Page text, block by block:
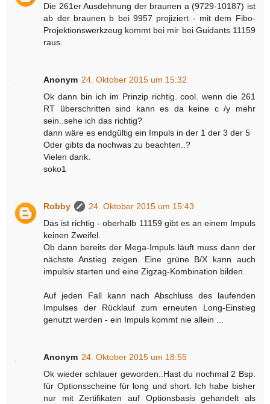
Die 261er Ausdehnung der braunen a (9729-10187) ist
ab der braunen b bei 9957 projiziert - mit dem Fibo-
Projektionswerkzeug kommt bei mir bei Guidants 11159
raus.
Anonym 24. Oktober 2015 um 15:32
Ok dann bin ich im Prinzip richtig. cool. wenn die 261
RT überschritten sind kann es da keine c /y mehr
sein..sehe ich das richtig?
dann wäre es endgültig ein Impuls in der 1 der 3 der 5
Oder gibts da nochwas zu beachten..?
Vielen dank.
soko1
Robby
24. Oktober 2015 um 15:43
Das ist richtig - oberhalb 11159 gibt es an einem Impuls
keinen Zweifel.
Ob dann bereits der Mega-Impuls läuft muss dann der
nächste Anstieg zeigen. Eine grüne B/X kann auch
impulsiv starten und eine Zigzag-Kombination bilden.
Auf jeden Fall kann nach Abschluss des laufenden
Impulses der Rücklauf zum erneuten Long-Einstieg
genutzt werden - ein Impuls kommt nie allein ...
Anonym 24. Oktober 2015 um 18:55
Ok wieder schlauer geworden..Hast du nochmal 2 Bsp.
für Optionsscheine für long und short. Ich habe bisher
nur mit Zertifikaten auf Optionsbasis gehandelt als